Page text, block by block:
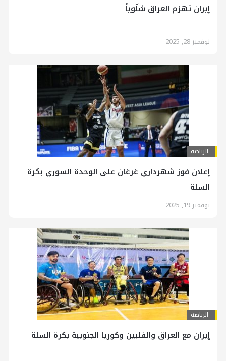
إيران تهزم العراق سُلّوياً
نوفمبر 28, 2025
الرياضة
إعلان فوز شهرداري غرغان على الوحدة السوري بكرة
السلة
نوفمبر 19, 2025
الرياضة
إيران مع العراق والفلبين وكوريا الجنوبية بكرة السلة